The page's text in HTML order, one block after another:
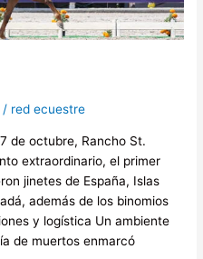
/ red ecuestre
de octubre, Rancho St.
extraordinario, el primer
jinetes de España, Islas
además de los binomios
y logística Un ambiente
de muertos enmarcó